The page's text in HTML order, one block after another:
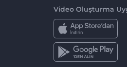
Video Oluşturma